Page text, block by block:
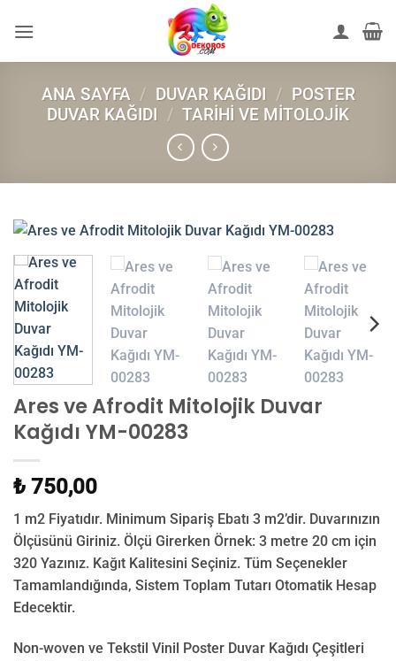
atla
ANA SAYFA / DUVAR KAĞIDI / POSTER
DUVAR KAĞIDI / TARIHI VE MITOLOJIK
Ares ve Afrodit Mitolojik Duvar
Kağıdı YM-00283
₺ 750,00
1 m2 Fiyatıdır. Minimum Sipariş Ebatı 3 m2’dir. Duvarınızın
Ölçüsünü Giriniz. Ölçü Girerken Örnek: 3 metre 20 cm için
320 Yazınız. Kağıt Kalitesini Seçiniz. Tüm Seçenekler
Tamamlandığında, Sistem Toplam Tutarı Otomatik Hesap
Edecektir.
Non-woven ve Tekstil Vinil Poster Duvar Kağıdı Çeşitleri